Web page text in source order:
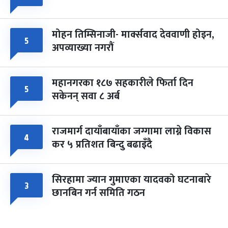
५ मोहन तिम्सिनाजी- मार्क्सवाद देववाणी होइन,
अपव्याख्या नगरौं
५ महानगरका १८७ सहकारीले फिर्ता दिन
सकेनन् सवा ८ अर्ब
४ राजमार्ग दायाँबायाँका जग्गामा लाग्ने विकास
कर ५ प्रतिशत बिन्दु बढाइँदै
३ सिरहामा ज्यान गुमाएका यादवको घटनाबारे
छानबिन गर्न समिति गठन